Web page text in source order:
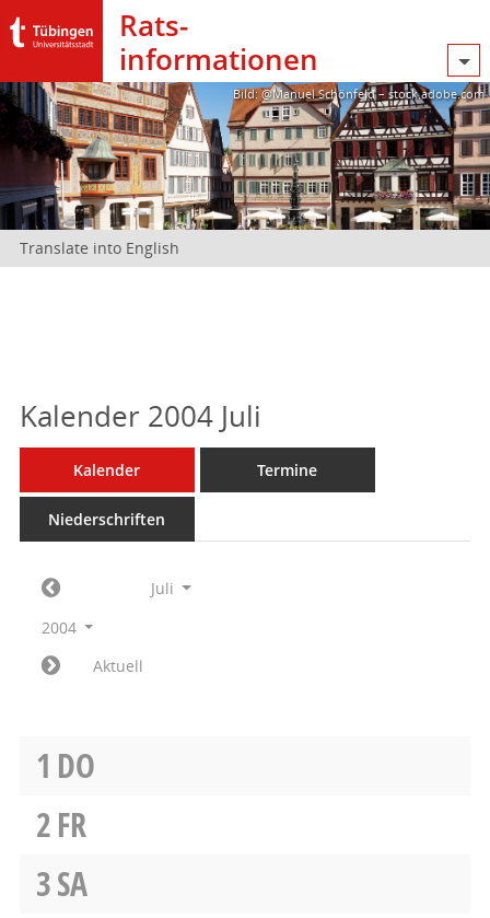
Rats­
informationen
Bild: @Manuel Schönfeld – stock.adobe.com
Translate into English
Kalender 2004 Juli
Kalender Termine
Niederschriften
Juli
2004
Aktuell
1 DO
2FR
3SA